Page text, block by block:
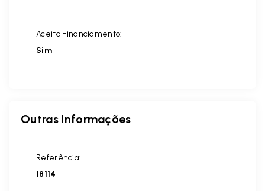
Aceita Financiamento:
Sim
Outras Informações
Referência:
18114